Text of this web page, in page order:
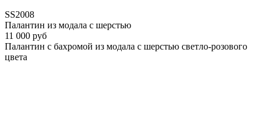
SS2008
Палантин из модала с шерстью
11 000 руб
Палантин с бахромой из модала с шерстью светло-розового
цвета